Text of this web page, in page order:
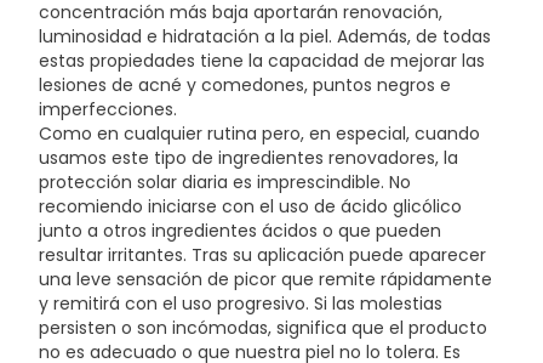
concentración más baja aportarán renovación,
luminosidad e hidratación a la piel. Además, de todas
estas propiedades tiene la capacidad de mejorar las
lesiones de acné y comedones, puntos negros e
imperfecciones.
Como en cualquier rutina pero, en especial, cuando
usamos este tipo de ingredientes renovadores, la
protección solar diaria es imprescindible. No
recomiendo iniciarse con el uso de ácido glicólico
junto a otros ingredientes ácidos o que pueden
resultar irritantes. Tras su aplicación puede aparecer
una leve sensación de picor que remite rápidamente
y remitirá con el uso progresivo. Si las molestias
persisten o son incómodas, significa que el producto
no es adecuado o que nuestra piel no lo tolera. Es